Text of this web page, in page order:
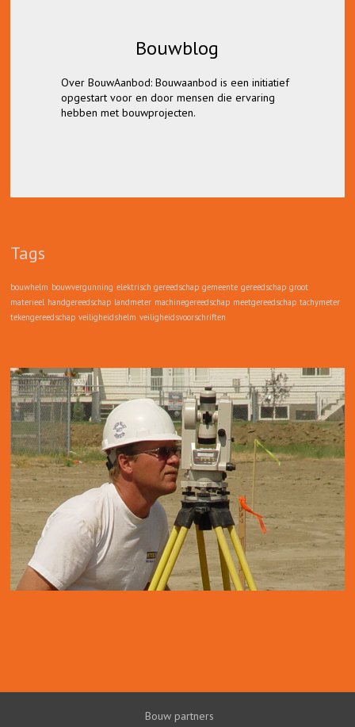
Bouwblog
Over BouwAanbod: Bouwaanbod is een initiatief
opgestart voor en door mensen die ervaring
hebben met bouwprojecten.
Bouwblog
Lees hier alles over bouwvergunningen,
bouwmaterieel en gereedschap, en tips
wanneer op zoek bent naar bouw gerelateerde
Tags
bouwhelm bouwvergunning elektrisch gereedschap gemeente gereedschap groot
materieel handgereedschap landmeter machinegereedschap meetgereedschap tachymeter
tekengereedschap veiligheidshelm veiligheidsvoorschriften
Bouw partners